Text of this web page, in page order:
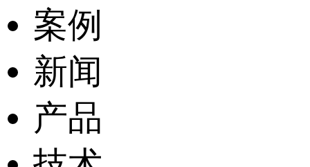
案例
新闻
产品